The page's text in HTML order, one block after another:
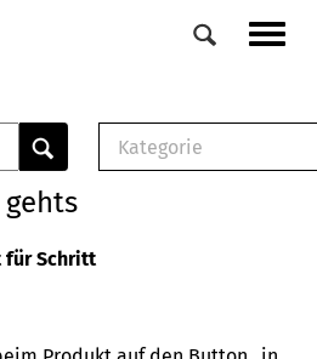
Veranstaltungen
0
Elemente
Kategorie
Buch
gehts
für Schritt